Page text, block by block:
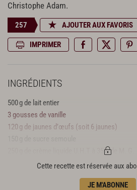
Christophe Adam.
257 AJOUTER AUX FAVORIS
IMPRIMER
INGRÉDIENTS
500 g de lait entier
3 gousses de vanille
120 g de jaunes d’œufs (soit 6 jaunes)
250 g de crème liquide U.H.T à 35% de M. G.
Cette recette est réservée aux
JE M'ABONNE